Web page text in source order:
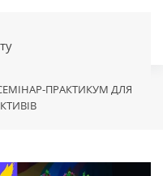
ПРАКТИКУМ ДЛЯ